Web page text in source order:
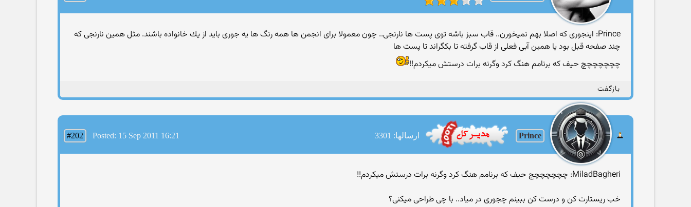
Prince: اینجوری كه اصلا بهم نمیخورن.. قاب سبز باشه توی پست ها نارنجی.. چون معمولا برای انجمن ها همه رنگ ها یه جوری باید از یك خانواده باشند. مثل همین نارنجی كه
چند صفحه قبل بود یا همین آبی فعلی از قاب گرفته تا بكگراند تا پست ها
چچچچچچچ حیف كه برنامم هنگ كرد وگرنه برات درستش میكردم!!
بازگفت
Prince ارسالها: 3301 #202 Posted: 15 Sep 2011 16:21
MiladBagheri: چچچچچچچ حیف كه برنامم هنگ كرد وگرنه برات درستش میكردم!!
خب ریستارت كن و درست كن ببینم چجوری در میاد.. با چی طراحی میكنی؟